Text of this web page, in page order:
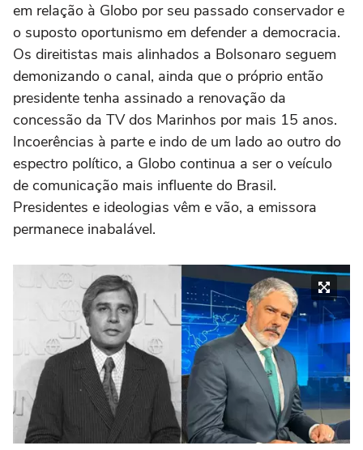
em relação à Globo por seu passado conservador e
o suposto oportunismo em defender a democracia.
Os direitistas mais alinhados a Bolsonaro seguem
demonizando o canal, ainda que o próprio então
presidente tenha assinado a renovação da
concessão da TV dos Marinhos por mais 15 anos.
Incoerências à parte e indo de um lado ao outro do
espectro político, a Globo continua a ser o veículo
de comunicação mais influente do Brasil.
Presidentes e ideologias vêm e vão, a emissora
permanece inabalável.